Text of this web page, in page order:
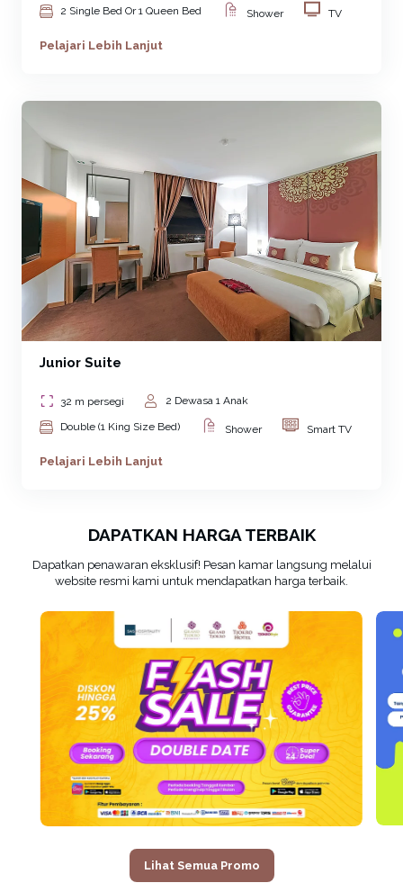
2 Single Bed Or 1 Queen Bed Shower TV
Pelajari Lebih Lanjut
Junior Suite
32 m persegi 2 Dewasa 1 Anak
Double (1 King Size Bed) Shower Smart TV
Pelajari Lebih Lanjut
DAPATKAN HARGA TERBAIK
Dapatkan penawaran eksklusif! Pesan kamar langsung melalui
website resmi kami untuk mendapatkan harga terbaik.
Lihat Semua Promo